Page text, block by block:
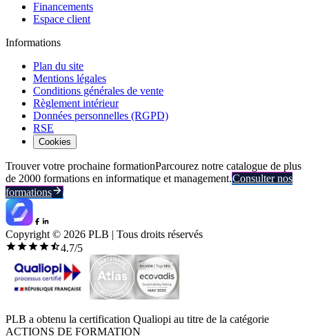
Financements
Espace client
Informations
Plan du site
Mentions légales
Conditions générales de vente
Règlement intérieur
Données personnelles (RGPD)
RSE
Cookies
Trouver votre prochaine formationParcourez notre catalogue de plus
de 2000 formations en informatique et management.Consulter nos
formations
Copyright © 2026 PLB | Tous droits réservés
4.7/5
PLB a obtenu la certification Qualiopi au titre de la catégorie
ACTIONS DE FORMATION